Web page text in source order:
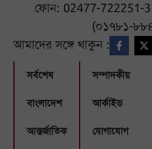
ফোন: 02477-722251-
(০১৭৮১-
আমাদের সঙ্গে থাকুন :
সর্বশেষ
বাংলাদেশ
আন্তর্জাতিক
সম্পাদকীয়
আর্কাইভ
যোগাযোগ